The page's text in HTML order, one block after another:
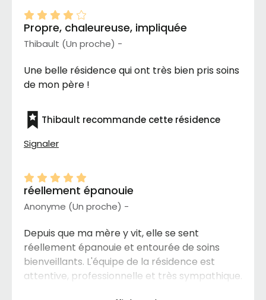
Propre, chaleureuse, impliquée
Thibault (Un proche) -
Une belle résidence qui ont très bien pris soins
de mon père !
Thibault recommande cette résidence
Signaler
réellement épanouie
Anonyme (Un proche) -
Depuis que ma mère y vit, elle se sent
réellement épanouie et entourée de soins
bienveillants. L'équipe de la résidence est
attentive, professionnelle et très sympathique.